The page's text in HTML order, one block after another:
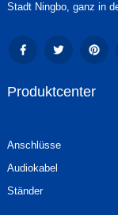
Stadt Ningbo, ganz in
Produktcenter
Anschlüsse
Audiokabel
Ständer